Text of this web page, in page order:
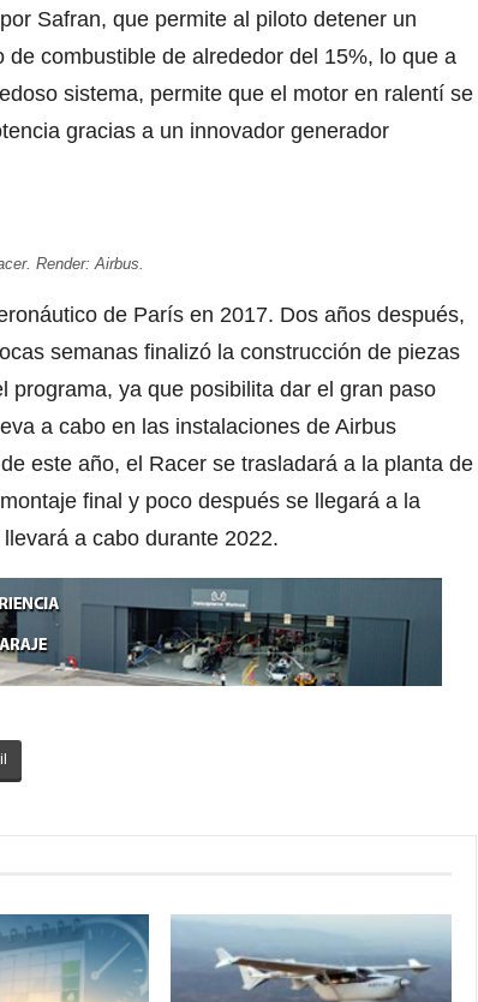
Safran, que permite al piloto detener un
combustible de alrededor del 15%, lo que a
sistema, permite que el motor en ralentí se
gracias a un innovador generador
Render: Airbus.
de París en 2017. Dos años después,
semanas finalizó la construcción de piezas
programa, ya que posibilita dar el gran paso
a cabo en las instalaciones de Airbus
este año, el Racer se trasladará a la planta de
final y poco después se llegará a la
a cabo durante 2022.